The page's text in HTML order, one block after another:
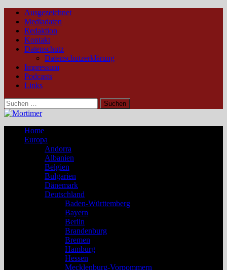
Ausgezeichnet
Mediadaten
Redaktion
Kontakt
Datenschutz
Datenschutzerklärung
Impressum
Podcasts
Links
Suchen
nach:
Home
Europa
Andorra
Albanien
Belgien
Bulgarien
Dänemark
Deutschland
Baden-Württemberg
Bayern
Berlin
Brandenburg
Bremen
Hamburg
Hessen
Mecklenburg-Vorpommern